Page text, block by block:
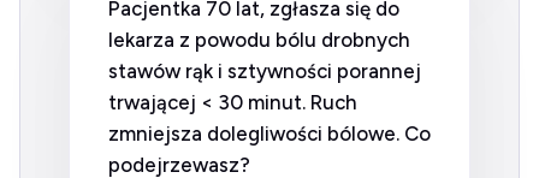
Pacjentka 70 lat, zgłasza się do
lekarza z powodu bólu drobnych
stawów rąk i sztywności porannej
trwającej < 30 minut. Ruch
zmniejsza dolegliwości bólowe. Co
podejrzewasz?